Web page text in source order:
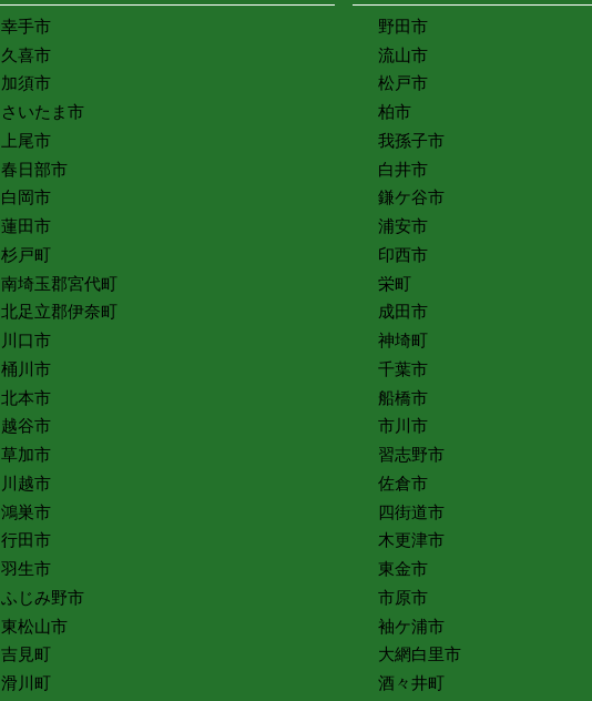
幸手市
久喜市
加須市
さいたま市
上尾市
春日部市
白岡市
蓮田市
杉戸町
南埼玉郡宮代町
北足立郡伊奈町
川口市
桶川市
北本市
越谷市
草加市
川越市
鴻巣市
行田市
羽生市
ふじみ野市
東松山市
吉見町
滑川町
野田市
流山市
松戸市
柏市
我孫子市
白井市
鎌ケ谷市
浦安市
印西市
栄町
成田市
神埼町
千葉市
船橋市
市川市
習志野市
佐倉市
四街道市
木更津市
東金市
市原市
袖ケ浦市
大網白里市
酒々井町